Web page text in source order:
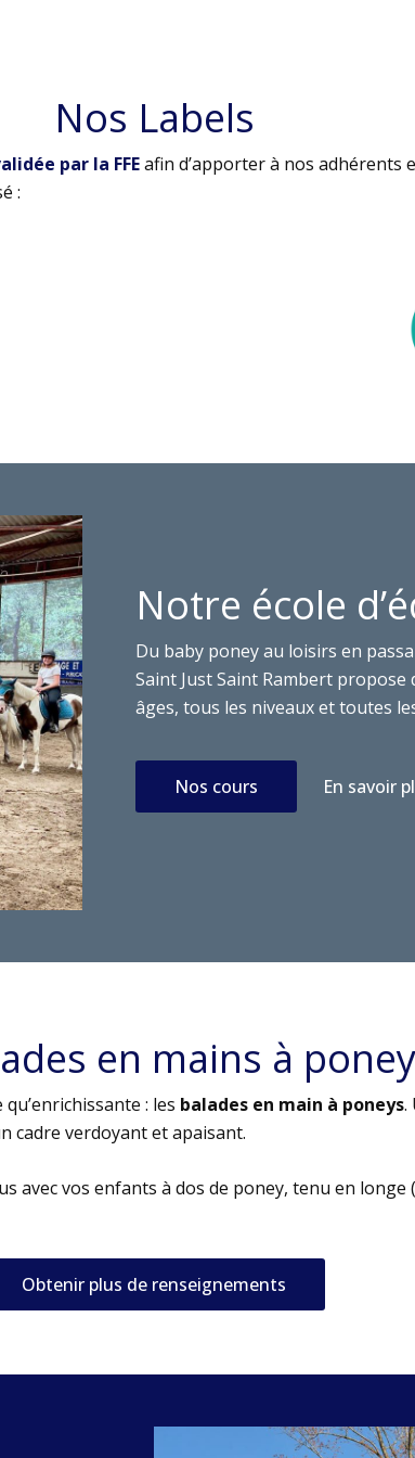
Nos Labels
par la FFEafin d’apporter à nos adhérents
:
Notre école
Du baby poney au loisirs en
Saint Just Saint Rambert
âges, tous les niveaux et toutes
Nos cours En savoir
en mains à
: les balades en main à poneys.
cadre verdoyant et apaisant.
avec vos enfants à dos de poney, tenu en longe
Obtenir plus de renseignements